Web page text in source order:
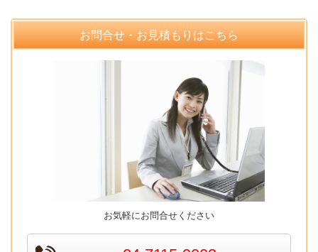
お問合せ・お見積もりはこちら
お気軽にお問合せください